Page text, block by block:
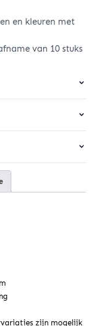
en kleuren met
van 10 stuks
zijn mogelijk